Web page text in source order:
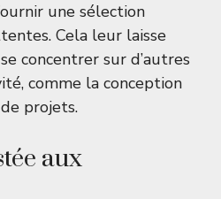
une sélection
Cela leur laisse
concentrer sur d’autres
comme la conception
projets.
aux